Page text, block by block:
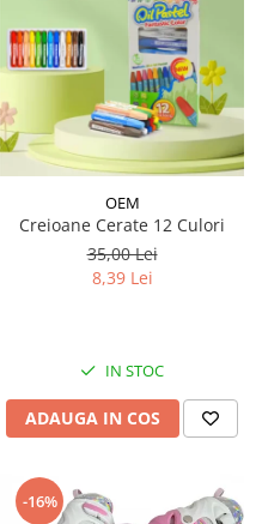
OEM
Creioane Cerate 12 Culori
35,00 Lei
8,39 Lei
IN STOC
ADAUGA IN COS
-16%